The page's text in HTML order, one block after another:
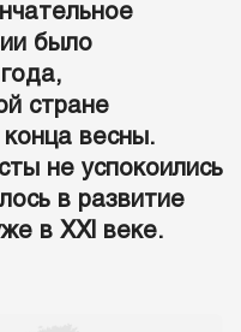
было
стране
весны.
не успокоились
в развитие
в XXI веке.